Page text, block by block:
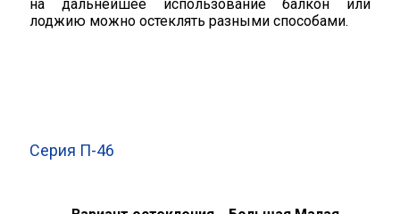
на дальнейшее использование балкон или
лоджию можно остеклять разными способами.
Серия П-46